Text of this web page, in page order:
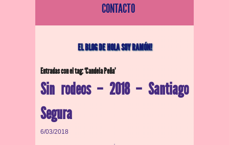
CONTACTO
EL BLOG DE HOLA SOY RAMÓN!
Entradas con el tag: ‘Candela Peña’
Sin rodeos – 2018 – Santiago
Segura
6/03/2018